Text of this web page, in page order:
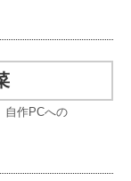
自作PCへの